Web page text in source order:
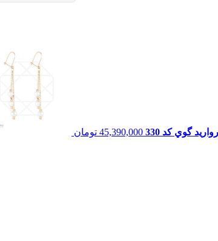
گوي کد 330 45,390,000 تومان